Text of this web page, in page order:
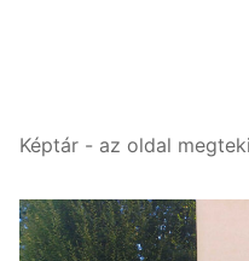
Képtár - az oldal